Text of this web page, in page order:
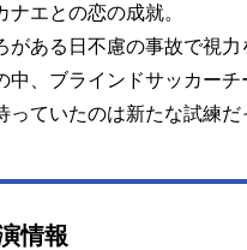
ナエとの恋の成就。
がある日不慮の事故で視力
中、ブラインドサッカー
っていたのは新たな試練だ
情報